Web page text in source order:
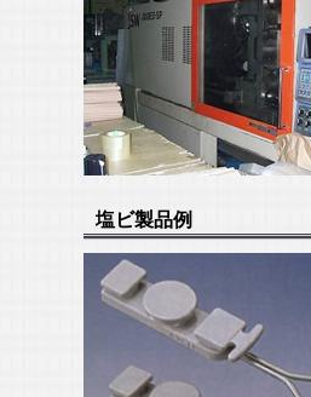
塩ビ製品例